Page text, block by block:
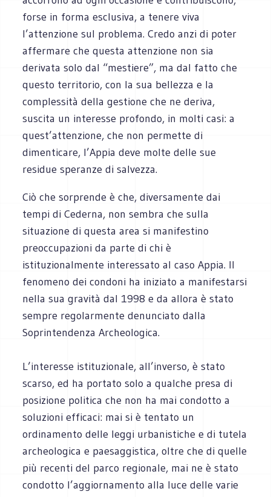
forse in forma esclusiva, a tenere viva
l’attenzione sul problema. Credo anzi di poter
affermare che questa attenzione non sia
derivata solo dal “mestiere”, ma dal fatto che
questo territorio, con la sua bellezza e la
complessità della gestione che ne deriva,
suscita un interesse profondo, in molti casi: a
quest’attenzione, che non permette di
dimenticare, l’Appia deve molte delle sue
residue speranze di salvezza.
Ciò che sorprende è che, diversamente dai
tempi di Cederna, non sembra che sulla
situazione di questa area si manifestino
preoccupazioni da parte di chi è
istituzionalmente interessato al caso Appia. Il
fenomeno dei condoni ha iniziato a manifestarsi
nella sua gravità dal 1998 e da allora è stato
sempre regolarmente denunciato dalla
Soprintendenza Archeologica.
L’interesse istituzionale, all’inverso, è stato
scarso, ed ha portato solo a qualche presa di
posizione politica che non ha mai condotto a
soluzioni efficaci: mai si è tentato un
ordinamento delle leggi urbanistiche e di tutela
archeologica e paesaggistica, oltre che di quelle
più recenti del parco regionale, mai ne è stato
condotto l’aggiornamento alla luce delle varie